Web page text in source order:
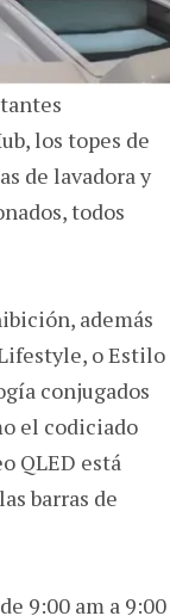
los topes de
de lavadora y
todos
además
o Estilo
conjugados
el codiciado
QLED está
barras de
9:00 am a 9:00